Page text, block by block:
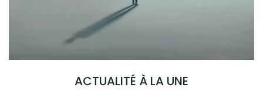
ACTUALITÉ À LA UNE